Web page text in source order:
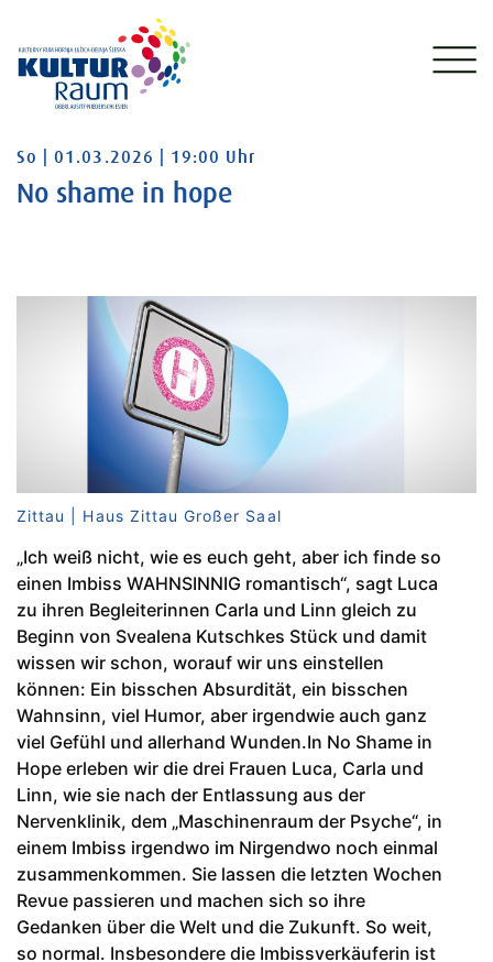
Sonntag 01.03.2026 19:00 Uhr
So | 01.03.2026 | 19:00 Uhr
No shame in hope
Zittau | Haus Zittau Großer Saal
„Ich weiß nicht, wie es euch geht, aber ich finde so
einen Imbiss WAHNSINNIG romantisch“, sagt Luca
zu ihren Begleiterinnen Carla und Linn gleich zu
Beginn von Svealena Kutschkes Stück und damit
wissen wir schon, worauf wir uns einstellen
können: Ein bisschen Absurdität, ein bisschen
Wahnsinn, viel Humor, aber irgendwie auch ganz
viel Gefühl und allerhand Wunden.In No Shame in
Hope erleben wir die drei Frauen Luca, Carla und
Linn, wie sie nach der Entlassung aus der
Nervenklinik, dem „Maschinenraum der Psyche“, in
einem Imbiss irgendwo im Nirgendwo noch einmal
zusammenkommen. Sie lassen die letzten Wochen
Revue passieren und machen sich so ihre
Gedanken über die Welt und die Zukunft. So weit,
so normal. Insbesondere die Imbissverkäuferin ist